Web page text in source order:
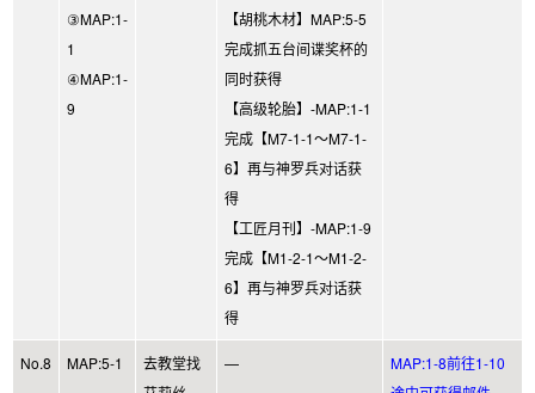
③MAP:1-
1
④MAP:1-
9
【胡桃木材】MAP:5-5
完成抓五台间谍奖杯的
同时获得
【高级轮胎】-MAP:1-1
完成【M7-1-1～M7-1-
6】再与神罗兵对话获
得
【工匠月刊】-MAP:1-9
完成【M1-2-1～M1-2-
6】再与神罗兵对话获
得
No.8 MAP:5-1
去教堂找
—
MAP:1-8前往1-10